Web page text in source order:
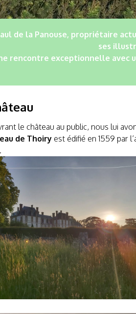
de la Panouse, propriétaire
ses
rencontre exceptionnelle avec
le château au public, nous lui
de Thoiry est édifié en 1559 par